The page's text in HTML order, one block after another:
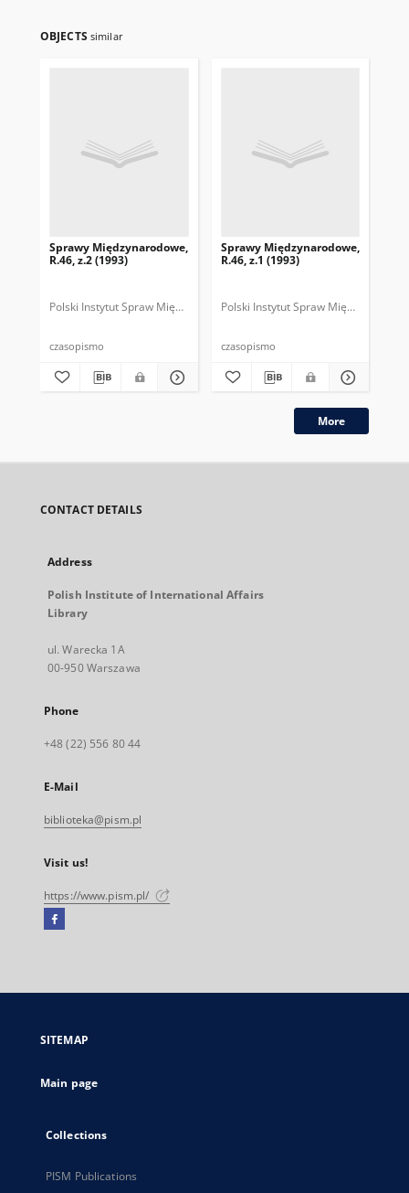
OBJECTS similar
Sprawy Międzynarodowe,
R.46, z.2 (1993)
Polski Instytut Spraw Międzynarodowych. Polska Fundacja Spraw
czasopismo
Sprawy Międzynarodowe,
R.46, z.1 (1993)
Polski Instytut Spraw
czasopismo
More
CONTACT DETAILS
Address
Polish Institute of International Affairs
Library
ul. Warecka 1A
00-950 Warszawa
Phone
+48 (22) 556 80 44
E-Mail
biblioteka@pism.pl
Visit us!
https://www.pism.pl/
Facebook
open
new
SITEMAP
Main page
Collections
PISM Publications